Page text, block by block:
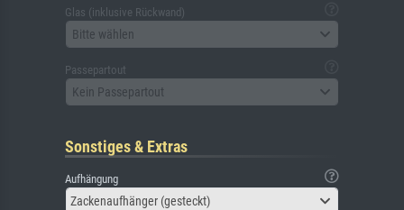
Glas (inklusive Rückwand)
Bitte wählen
Passepartout
Kein Passepartout
Sonstiges & Extras
Aufhängung
Zackenaufhänger (gesteckt)